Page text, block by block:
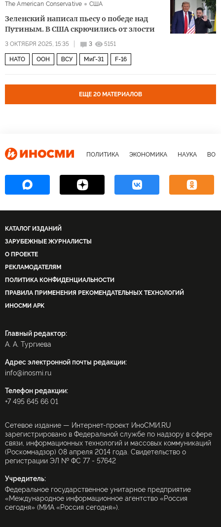
The American Conservative
США
Зеленский написал пьесу о победе над
Путиным. В США скрючились от злости
3 ОКТЯБРЯ 2025, 15:35 3 5151
НАТО ООН ВСУ МиГ-31 F-16
ЕЩЕ 20 МАТЕРИАЛОВ
ПОЛИТИКА ЭКОНОМИКА НАУКА
КАТАЛОГ ИЗДАНИЙ
ЗАРУБЕЖНЫЕ ЖУРНАЛИСТЫ
О ПРОЕКТЕ
РЕКЛАМОДАТЕЛЯМ
ПОЛИТИКА КОНФИДЕНЦИАЛЬНОСТИ
ПРАВИЛА ПРИМЕНЕНИЯ РЕКОМЕНДАТЕЛЬНЫХ ТЕХНОЛОГИЙ
ИНОСМИ APK
Главный редактор:
А. А. Тургиева
Адрес электронной почты редакции:
info@inosmi.ru
Телефон редакции:
+7 495 645 66 01
Сетевое издание — Интернет-проект ИноСМИ.RU
зарегистрировано в Федеральной службе по надзору в сфере
связи, информационных технологий и массовых коммуникаций
(Роскомнадзор) 08 апреля 2014 года. Свидетельство о
регистрации ЭЛ № ФС 77 - 57642
Учредитель:
Федеральное государственное унитарное предприятие
«Международное информационное агентство «Россия
сегодня» (МИА «Россия сегодня»).